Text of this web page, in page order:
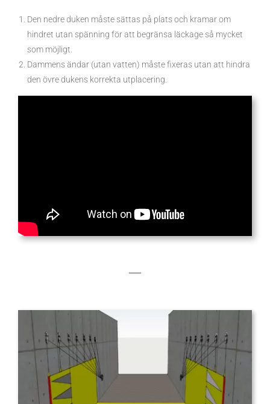
Den nedre duken måste sättas på plats och kramar om
hindret utan spänning för att begränsa läckage så mycket
som möjligt.
Dammens ändar (utan vatten) måste fixeras utan att hindra
den övre dukens korrekta utplacering.